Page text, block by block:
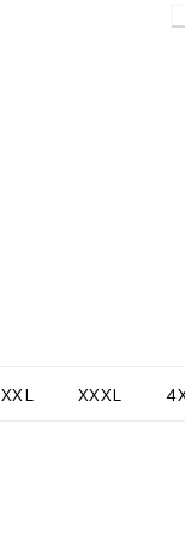
XXL XXXL